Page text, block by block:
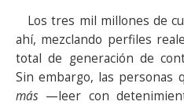
Los tres mil millones de
ahí, mezclando perfiles
total de generación de
Sin embargo, las personas
más —leer con